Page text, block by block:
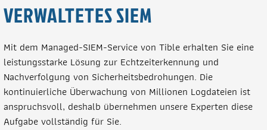
VERWALTETES SIEM
Mit dem Managed-SIEM-Service von Tible erhalten Sie eine
leistungsstarke Lösung zur Echtzeiterkennung und
Nachverfolgung von Sicherheitsbedrohungen. Die
kontinuierliche Überwachung von Millionen Logdateien ist
anspruchsvoll, deshalb übernehmen unsere Experten diese
Aufgabe vollständig für Sie.